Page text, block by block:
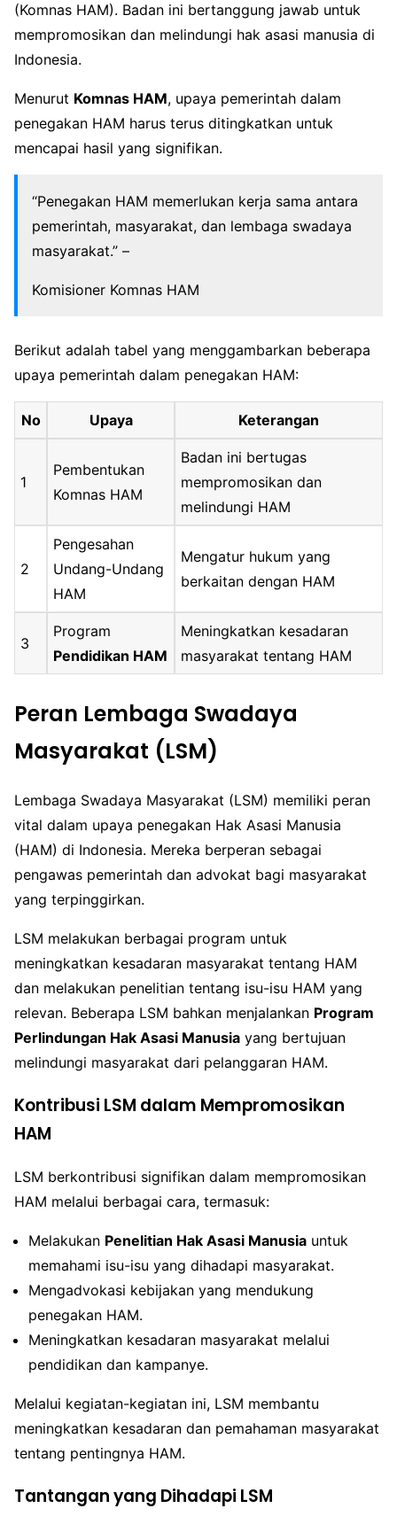
(Komnas HAM). Badan ini bertanggung jawab untuk
mempromosikan dan melindungi hak asasi manusia di
Indonesia.
Menurut Komnas HAM, upaya pemerintah dalam
penegakan HAM harus terus ditingkatkan untuk
mencapai hasil yang signifikan.
“Penegakan HAM memerlukan kerja sama antara
pemerintah, masyarakat, dan lembaga swadaya
masyarakat.” –
Komisioner Komnas HAM
Berikut adalah tabel yang menggambarkan beberapa
upaya pemerintah dalam penegakan HAM:
No Upaya Keterangan
1
Pembentukan
Komnas HAM
Badan ini bertugas
mempromosikan dan
melindungi HAM
2
Pengesahan
Undang-Undang
HAM
Mengatur hukum yang
berkaitan dengan HAM
3
Program
Pendidikan HAM
Meningkatkan kesadaran
masyarakat tentang HAM
Peran Lembaga Swadaya
Masyarakat (LSM)
Lembaga Swadaya Masyarakat (LSM) memiliki peran
vital dalam upaya penegakan Hak Asasi Manusia
(HAM) di Indonesia. Mereka berperan sebagai
pengawas pemerintah dan advokat bagi masyarakat
yang terpinggirkan.
LSM melakukan berbagai program untuk
meningkatkan kesadaran masyarakat tentang HAM
dan melakukan penelitian tentang isu-isu HAM yang
relevan. Beberapa LSM bahkan menjalankan Program
Perlindungan Hak Asasi Manusia yang bertujuan
melindungi masyarakat dari pelanggaran HAM.
Kontribusi LSM dalam Mempromosikan
HAM
LSM berkontribusi signifikan dalam mempromosikan
HAM melalui berbagai cara, termasuk:
Melakukan Penelitian Hak Asasi Manusia untuk
memahami isu-isu yang dihadapi masyarakat.
Mengadvokasi kebijakan yang mendukung
penegakan HAM.
Meningkatkan kesadaran masyarakat melalui
pendidikan dan kampanye.
Melalui kegiatan-kegiatan ini, LSM membantu
meningkatkan kesadaran dan pemahaman masyarakat
tentang pentingnya HAM.
Tantangan yang Dihadapi LSM